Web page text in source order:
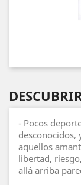
- Pocos
desconocidos,
aquellos
libertad,
allá arriba